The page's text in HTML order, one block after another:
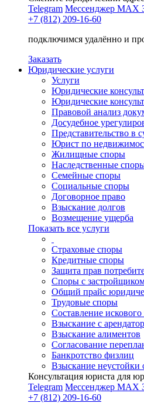
Telegram Мессенджер MAX
+7 (812) 209-16-60
подключимся удалённо и
Заказать
Юридические услуги
Услуги
Юридические
Юридические
Правовой анализ
Досудебное
Представительство в
Юрист по
Жилищные споры
Наследственные
Семейные споры
Социальные споры
Договорное право
Взыскание долгов
Возмещение ущерба
Показать все услуги
Страховые споры
Кредитные споры
Защита прав
Споры с
Общий прайс
Трудовые споры
Составление искового
Взыскание с
Взыскание алиментов
Cогласование
Банкротство физлиц
Взыскание неустойки
Консультация юриста для
Telegram Мессенджер MAX
+7 (812) 209-16-60